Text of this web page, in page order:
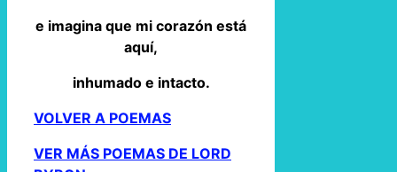
e imagina que mi corazón está
aquí,
inhumado e intacto.
VOLVER A POEMAS
VER MÁS POEMAS DE LORD